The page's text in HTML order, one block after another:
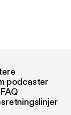
podcaster